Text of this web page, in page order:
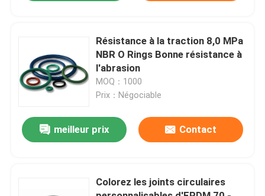
Visite d'usine
Contrôle de la qualité
Contact
nouvelles
joints circulaires en caoutchouc
Résistance à la traction 8,0 MPa
NBR O Rings Bonne résistance à
l'abrasion
MOQ：1000
Prix：Négociable
meilleur prix Contact
Colorez les joints circulaires